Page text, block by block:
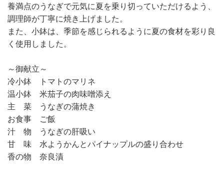
養満点のうなぎで元気に夏を乗り切っていただけるよう、
調理師が丁寧に焼き上げました。
また、小鉢は、季節を感じられるように夏の食材を彩り良
く使用しました。
～御献立～
冷小鉢 トマトのマリネ
温小鉢 米茄子の肉味噌添え
主 菜 うなぎの蒲焼き
お食事 ご飯
汁 物 うなぎの肝吸い
甘 味 水ようかんとパイナップルの盛り合わせ
香の物 奈良漬